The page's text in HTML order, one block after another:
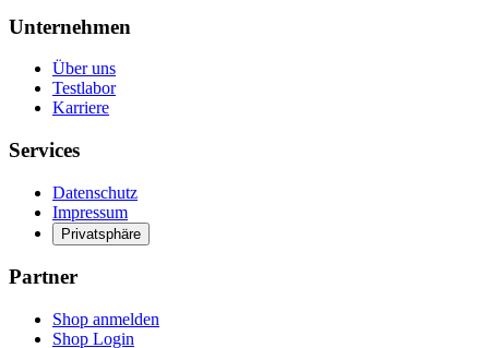
Unternehmen
Über uns
Testlabor
Karriere
Services
Datenschutz
Impressum
Privatsphäre
Partner
Shop anmelden
Shop Login